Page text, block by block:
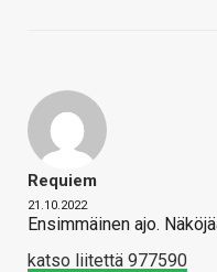
Requiem
21.10.2022
Ensimmäinen ajo.
katso liitettä 977590